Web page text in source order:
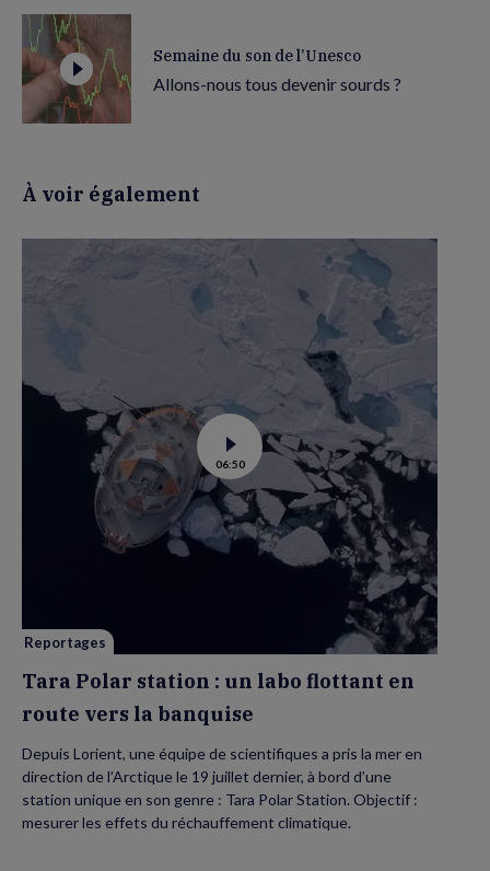
Semaine du son de l’Unesco
Allons-nous tous devenir sourds ?
À voir également
Voir
la
vidéo
de
Tara
Polar
station
:
la
06:50
Reportages
Tara Polar station : un labo flottant en
route vers la banquise
Depuis Lorient, une équipe de scientifiques a pris la mer en
direction de l’Arctique le 19 juillet dernier, à bord d’une
station unique en son genre : Tara Polar Station. Objectif :
mesurer les effets du réchauffement climatique.